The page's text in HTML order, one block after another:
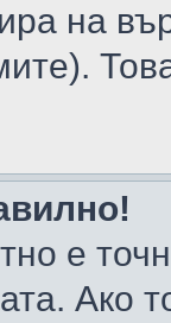
на
е
Ако